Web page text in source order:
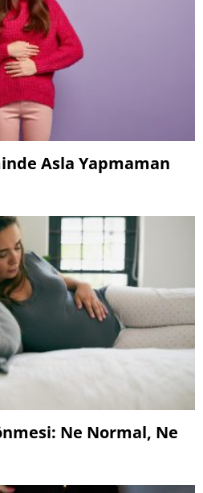
Asla Yapmaman
Ne Normal, Ne